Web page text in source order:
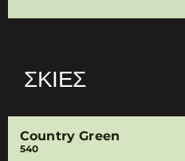
ΣΚΙΈΣ
Country Green
540